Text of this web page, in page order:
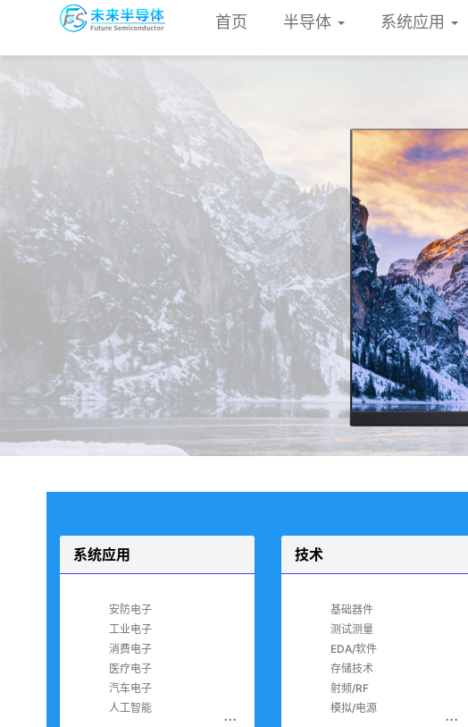
首页 半导体 系统应用
系统应用
安防电子
工业电子
消费电子
医疗电子
汽车电子
人工智能
...
技术
基础器件
测试测量
EDA/软件
存储技术
射频/RF
模拟/电源
...